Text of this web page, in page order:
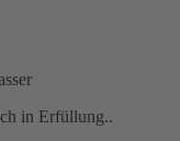
in Erfüllung..